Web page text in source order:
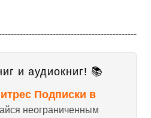
и аудиокниг! 📚
Подписки в
неограниченным